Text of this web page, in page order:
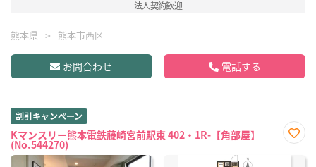
法人契約歓迎
熊本県 熊本市西区
お問合わせ 電話する
割引キャンペーン
Kマンスリー熊本電鉄藤崎宮前駅東 402・1R-【角部屋】
(No.544270)
に入